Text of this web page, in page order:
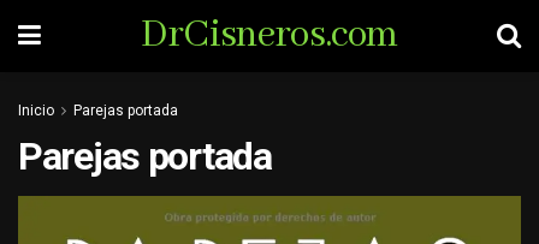
DrCisneros.com
Inicio Parejas portada
Parejas portada